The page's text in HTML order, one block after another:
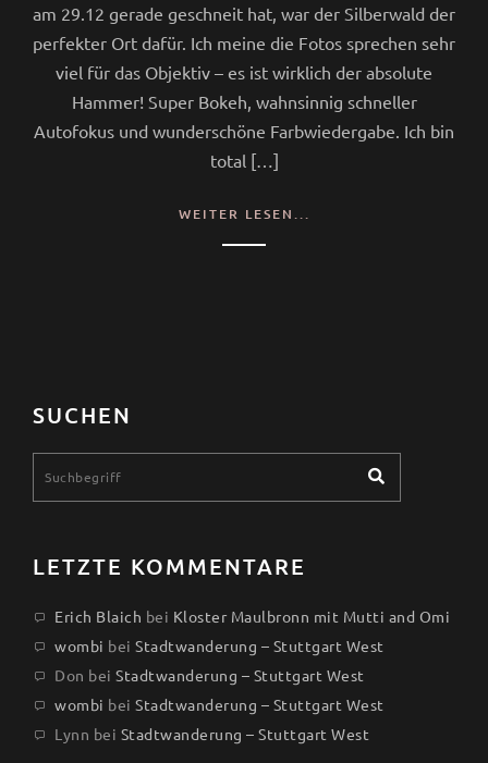
am 29.12 gerade geschneit hat, war der Silberwald der
perfekter Ort dafür. Ich meine die Fotos sprechen sehr
viel für das Objektiv – es ist wirklich der absolute
Hammer! Super Bokeh, wahnsinnig schneller
Autofokus und wunderschöne Farbwiedergabe. Ich bin
total […]
WEITER LESEN...
SUCHEN
LETZTE KOMMENTARE
Erich Blaich bei Kloster Maulbronn mit Mutti and Omi
wombi bei Stadtwanderung – Stuttgart West
Don bei Stadtwanderung – Stuttgart West
wombi bei Stadtwanderung – Stuttgart West
Lynn bei Stadtwanderung – Stuttgart West